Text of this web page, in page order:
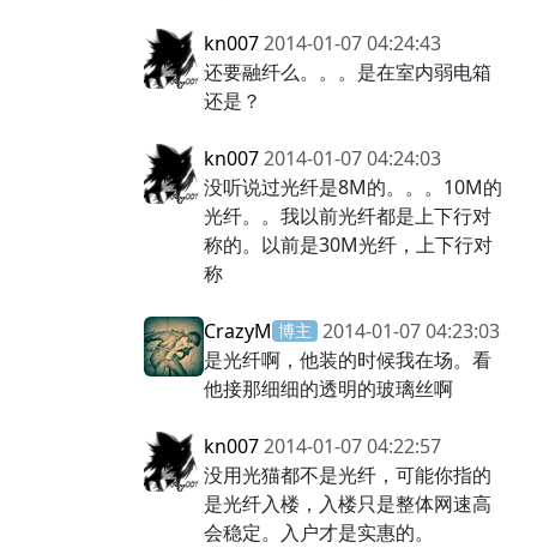
kn0072014-01-07 04:24:43
还要融纤么。。。是在室内弱电箱
还是？
kn0072014-01-07 04:24:03
没听说过光纤是8M的。。。10M的
光纤。。我以前光纤都是上下行对
称的。以前是30M光纤，上下行对
称
CrazyM 博主 2014-01-07 04:23:03
是光纤啊，他装的时候我在场。看
他接那细细的透明的玻璃丝啊
kn0072014-01-07 04:22:57
没用光猫都不是光纤，可能你指的
是光纤入楼，入楼只是整体网速高
会稳定。入户才是实惠的。